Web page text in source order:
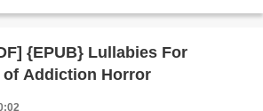
{EPUB} Lullabies For
of Addiction Horror